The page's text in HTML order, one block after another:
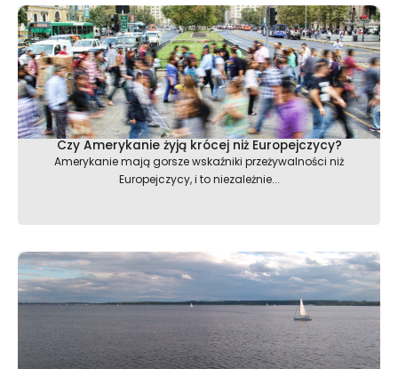
Czy Amerykanie żyją krócej niż Europejczycy?
Amerykanie mają gorsze wskaźniki przeżywalności niż
Europejczycy, i to niezależnie...